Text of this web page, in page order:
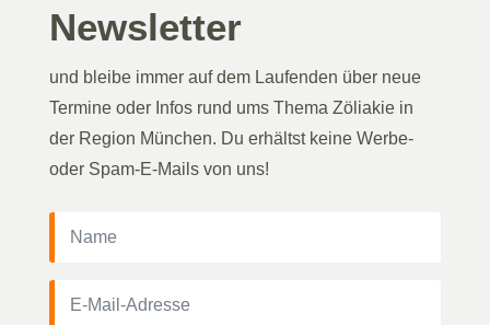
Newsletter
und bleibe immer auf dem Laufenden über neue
Termine oder Infos rund ums Thema Zöliakie in
der Region München. Du erhältst keine Werbe-
oder Spam-E-Mails von uns!